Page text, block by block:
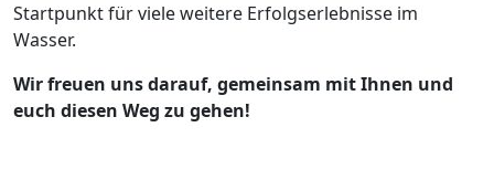
Startpunkt für viele weitere Erfolgserlebnisse im
Wasser.
Wir freuen uns darauf, gemeinsam mit Ihnen und
euch diesen Weg zu gehen!